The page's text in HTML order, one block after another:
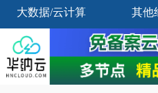
大数据/云计算
其他